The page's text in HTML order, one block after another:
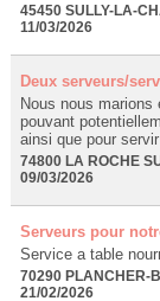
45450 SULLY-LA-
11/03/2026
Deux serveurs/
Nous nous
pouvant
ainsi que pour
74800 LA ROCHE
09/03/2026
Serveurs pour
Service a table
70290 PLANCHER-
21/02/2026